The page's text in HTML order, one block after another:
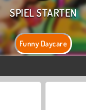
Funny Daycare